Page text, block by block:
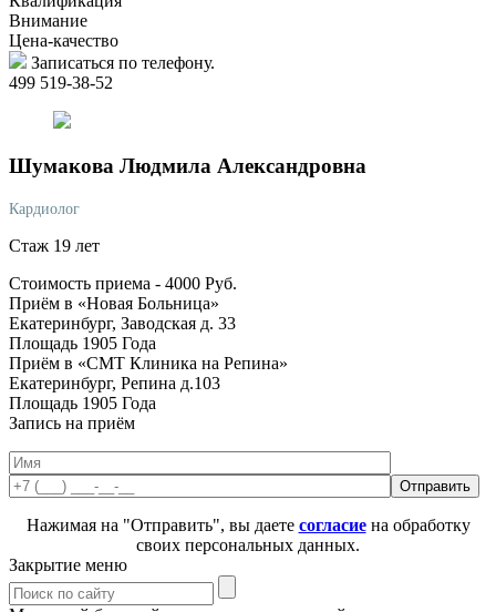
Внимание
Цена-качество
Записаться по телефону.
499 519-38-52
Шумакова Людмила Александровна
Кардиолог
Стаж 19 лет
Стоимость приема - 4000 Руб.
Приём в «Новая Больница»
Екатеринбург, Заводская д. 33
Площадь 1905 Года
Приём в «СМТ Клиника на Репина»
Екатеринбург, Репина д.103
Площадь 1905 Года
Запись на приём
Нажимая на "Отправить", вы даете согласиена обработку
своих персональных данных.
Закрытие меню